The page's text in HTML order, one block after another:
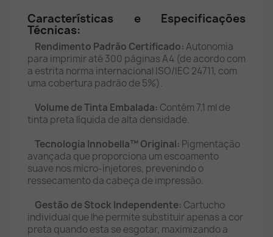
Características e Especificações
Técnicas:
Rendimento Padrão Certificado:Autonomia
para imprimir até 300 páginas A4 (de acordo com
a estrita norma internacional ISO/IEC 24711, com
uma cobertura padrão de 5%).
Volume de Tinta Embalada: Contém 7,1 ml de
tinta preta líquida de alta densidade.
Tecnologia Innobella™ Original: Pigmentação
avançada que proporciona um escoamento
suave nos micro-injetores, prevenindo o
ressecamento da cabeça de impressão.
Gestão de Stock Independente: Cartucho
individual que lhe permite substituir apenas a cor
preta quando esta se esgotar, maximizando a